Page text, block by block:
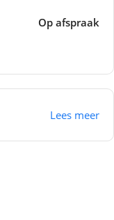
Op afspraak
Lees meer